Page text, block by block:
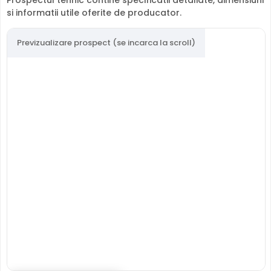
imaginii. Economie majora pe hard disk si banda de retea.
activarea de actiuni (sirene, lumini).
si informatii utile oferite de producator.
Previzualizare prospect (se incarca la scroll)